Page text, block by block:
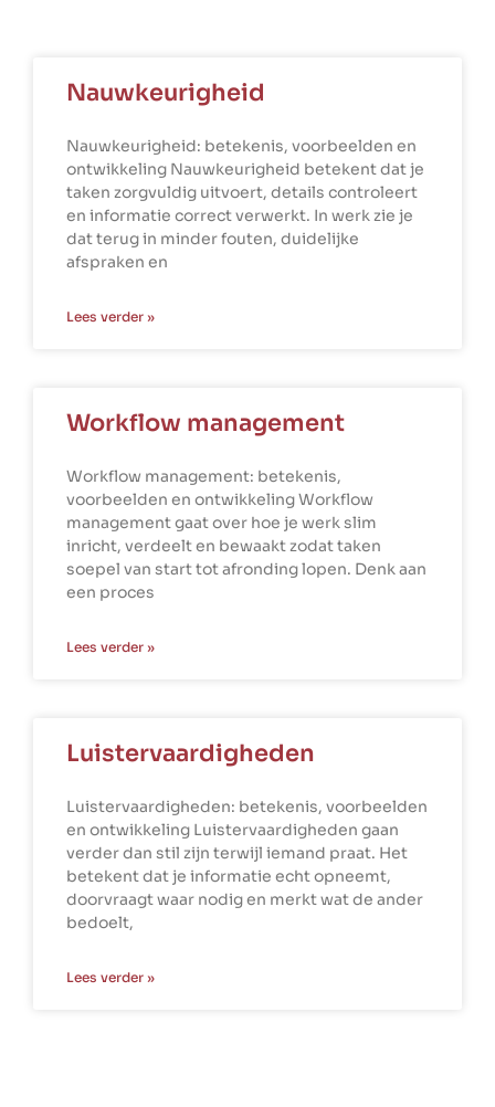
Nauwkeurigheid
Nauwkeurigheid: betekenis, voorbeelden en
ontwikkeling Nauwkeurigheid betekent dat je
taken zorgvuldig uitvoert, details controleert
en informatie correct verwerkt. In werk zie je
dat terug in minder fouten, duidelijke
afspraken en
Lees verder »
Workflow management
Workflow management: betekenis,
voorbeelden en ontwikkeling Workflow
management gaat over hoe je werk slim
inricht, verdeelt en bewaakt zodat taken
soepel van start tot afronding lopen. Denk aan
een proces
Lees verder »
Luistervaardigheden
Luistervaardigheden: betekenis, voorbeelden
en ontwikkeling Luistervaardigheden gaan
verder dan stil zijn terwijl iemand praat. Het
betekent dat je informatie echt opneemt,
doorvraagt waar nodig en merkt wat de ander
bedoelt,
Lees verder »